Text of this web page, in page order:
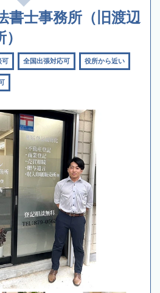
書士事務所（旧渡辺
可 全国出張対応可 役所から近い